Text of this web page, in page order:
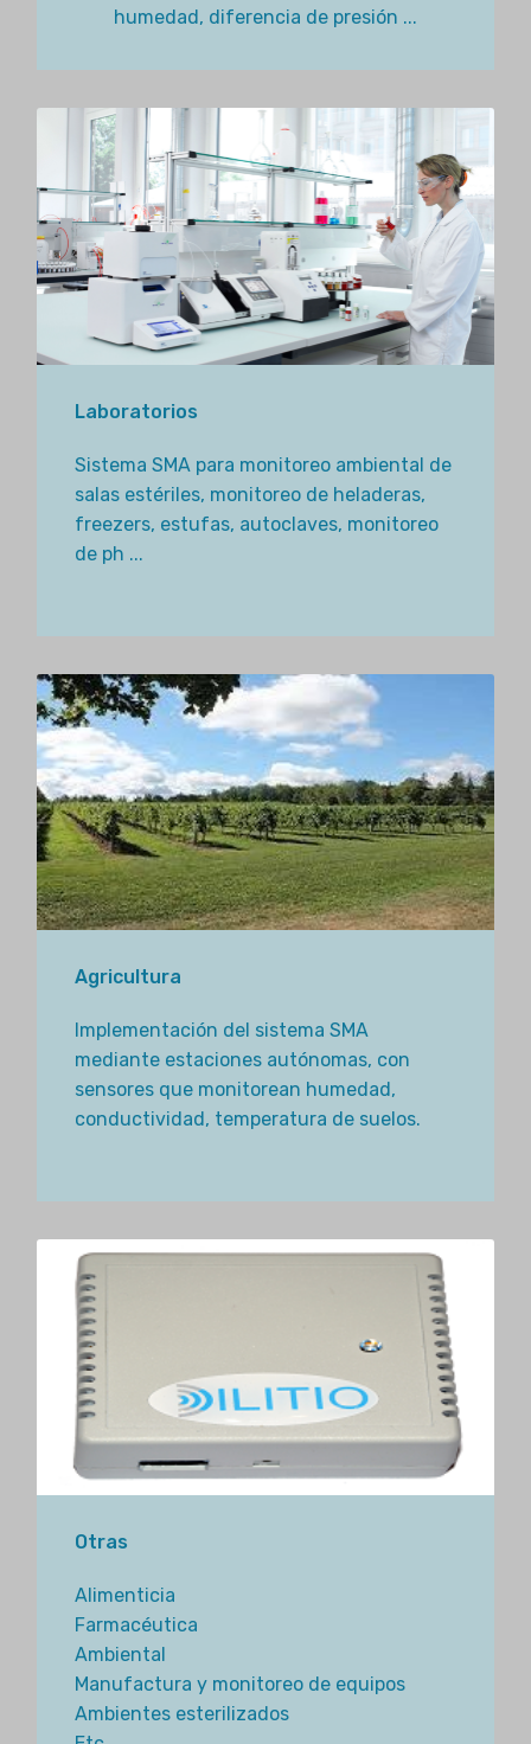
humedad, diferencia de presión ...
Laboratorios
Sistema SMA para monitoreo ambiental de
salas estériles, monitoreo de heladeras,
freezers, estufas, autoclaves, monitoreo
de ph ...
Agricultura
Implementación del sistema SMA
mediante estaciones autónomas, con
sensores que monitorean humedad,
conductividad, temperatura de suelos.
Otras
Alimenticia
Farmacéutica
Ambiental
Manufactura y monitoreo de equipos
Ambientes esterilizados